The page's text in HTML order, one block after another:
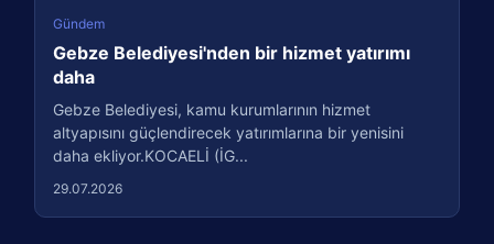
Gündem
Gebze Belediyesi'nden bir hizmet yatırımı
daha
Gebze Belediyesi, kamu kurumlarının hizmet
altyapısını güçlendirecek yatırımlarına bir yenisini
daha ekliyor.KOCAELİ (İG...
29.07.2026